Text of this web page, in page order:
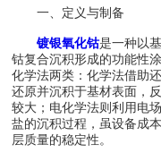
一、定义与制备
镀银氧化钴是一种以
钴复合沉积形成的功能性
化学法两类：化学法借助
还原并沉积于基材表面，
较大；电化学法则利用电
盐的沉积过程，虽设备成
层质量的稳定性。